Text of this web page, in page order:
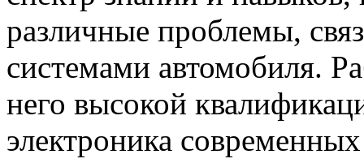
различные проблемы,
системами автомобиля.
него высокой
электроника